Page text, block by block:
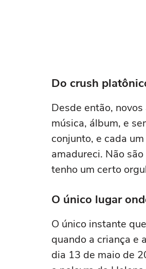
Do crush
Desde então,
música, álbum, e
conjunto, e cada
amadureci. Não
tenho um certo
O único lugar
O único instante
quando a criança e
dia 13 de maio de